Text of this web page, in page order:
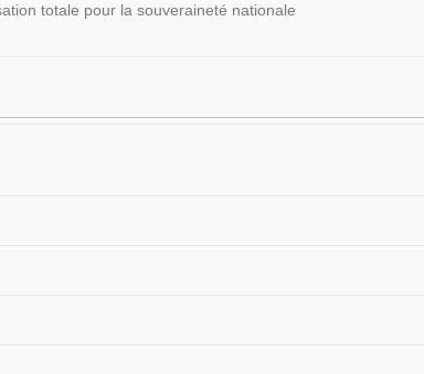
totale pour la souveraineté nationale